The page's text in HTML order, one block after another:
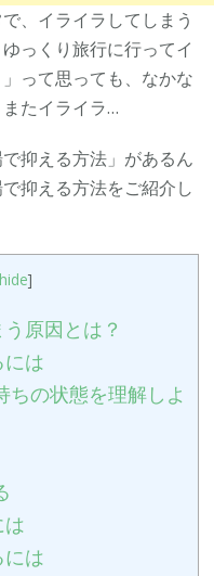
、イライラしてしまう
っくり旅行に行ってイ
って思っても、なかな
たイライラ…
抑える方法」があるん
抑える方法をご紹介し
]
原因とは？
は
ちの状態を理解しよ
は